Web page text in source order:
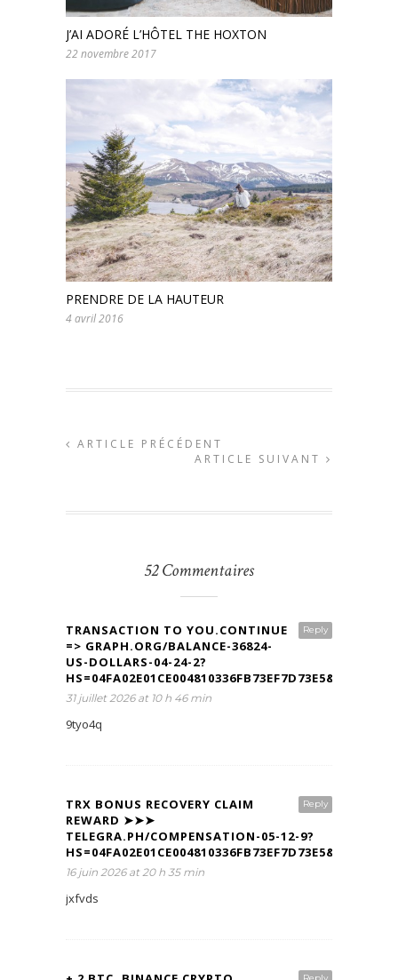
J’AI ADORÉ L’HÔTEL THE HOXTON
22 novembre 2017
PRENDRE DE LA HAUTEUR
4 avril 2016
ARTICLE PRÉCÉDENT
ARTICLE SUIVANT
52 Commentaires
Reply
TRANSACTION TO YOU.CONTINUE
=> GRAPH.ORG/BALANCE-36824-
US-DOLLARS-04-24-2?
HS=04FA02E01CE004810336FB73EF7D73E5&
31 juillet 2026 at 10 h 46 min
9tyo4q
Reply
TRX BONUS RECOVERY CLAIM
REWARD ➤➤➤
TELEGRA.PH/COMPENSATION-05-12-9?
HS=04FA02E01CE004810336FB73EF7D73E5&
16 juin 2026 at 20 h 35 min
jxfvds